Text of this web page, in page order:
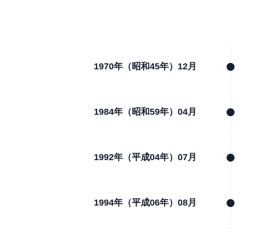
1970年（昭和45年）12月
1984年（昭和59年）04月
1992年（平成04年）07月
1994年（平成06年）08月